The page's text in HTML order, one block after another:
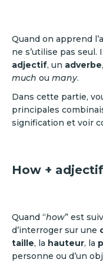
Quand on apprend
ne s’utilise pas
adjectif, un adverbe
much ou many.
Dans cette partie,
principales
signification et voir
How +
Quand “how” est
d’interroger sur une
taille, la hauteur, la
personne ou d’un